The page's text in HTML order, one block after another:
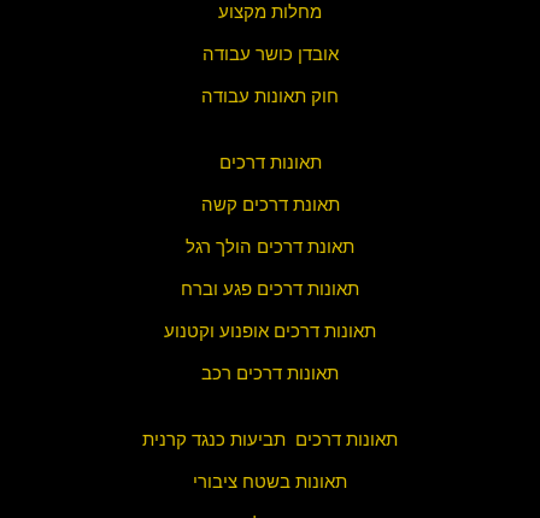
מחלות מקצוע
אובדן כושר עבודה
חוק תאונות עבודה
תאונות דרכים
תאונת דרכים קשה
תאונת דרכים הולך רגל
תאונות דרכים פגע וברח
תאונות דרכים אופנוע וקטנוע
תאונות דרכים רכב
תאונות דרכים תביעות כנגד קרנית
תאונות בשטח ציבורי